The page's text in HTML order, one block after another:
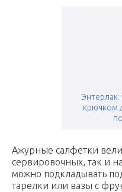
Энтерлак:
крючком
Ажурные салфетки
сервировочных, так и
можно подкладывать
тарелки или вазы с